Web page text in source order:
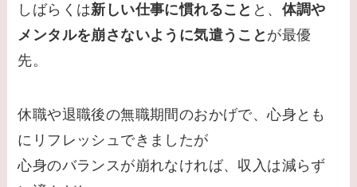
しばらくは新しい仕事に慣れること と、 体調や
メンタルを崩さないように気遣うこと が最優
先。
休職や退職後の無職期間のおかげで、心身とも
にリフレッシュできましたが
心身のバランスが崩れなければ、収入は減らず